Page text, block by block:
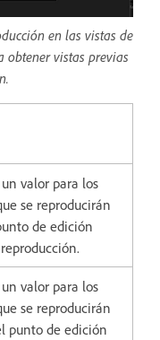
en las vistas de
obtener vistas previas
valor para los
se reproducirán
de edición
valor para los
se reproducirán
punto de edición